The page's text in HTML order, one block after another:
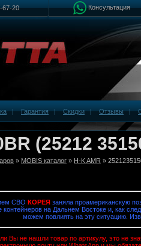
67-20 Консультация
|Гарантия|Скидки|Отзывы|
(25212
» MOBIS каталог » H-K AMR »
СВО КОРЕЯзаняла проамериканскую
контейнеров на Дальнем Востоке и, как
можем повлиять на эту ситуацию.
Вы не нашли товар по артикулу, это не